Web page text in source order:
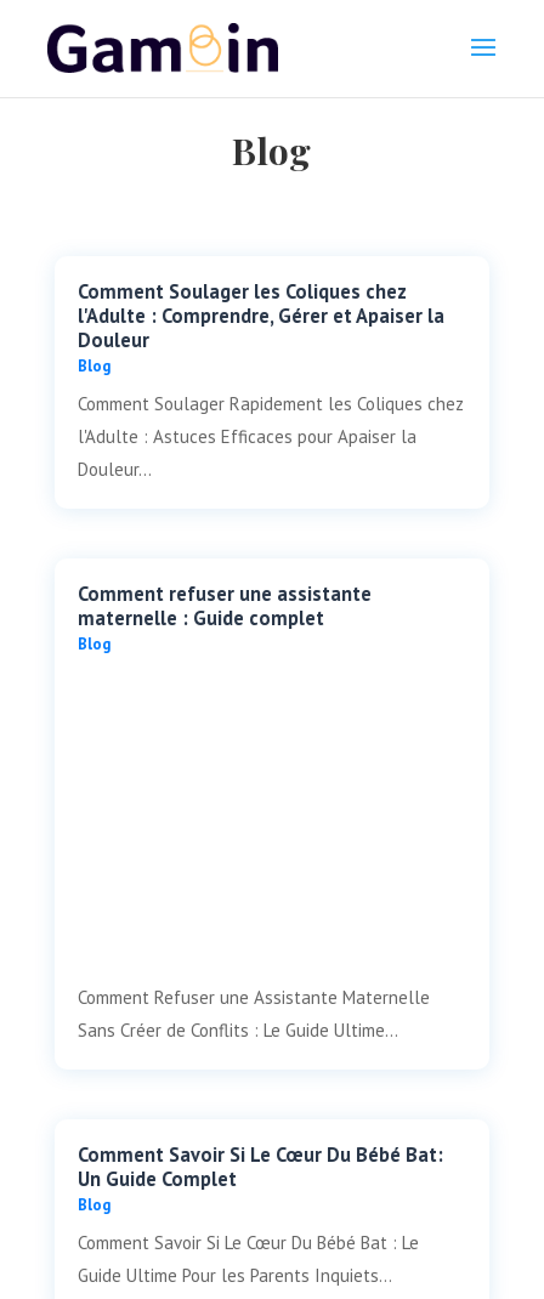
Blog
Comment Soulager les Coliques chez
l'Adulte : Comprendre, Gérer et Apaiser la
Douleur
Blog
Comment Soulager Rapidement les Coliques chez
l'Adulte : Astuces Efficaces pour Apaiser la
Douleur...
Comment refuser une assistante
maternelle : Guide complet
Blog
Comment Refuser une Assistante Maternelle
Sans Créer de Conflits : Le Guide Ultime...
Comment Savoir Si Le Cœur Du Bébé Bat:
Un Guide Complet
Blog
Comment Savoir Si Le Cœur Du Bébé Bat : Le
Guide Ultime Pour les Parents Inquiets...